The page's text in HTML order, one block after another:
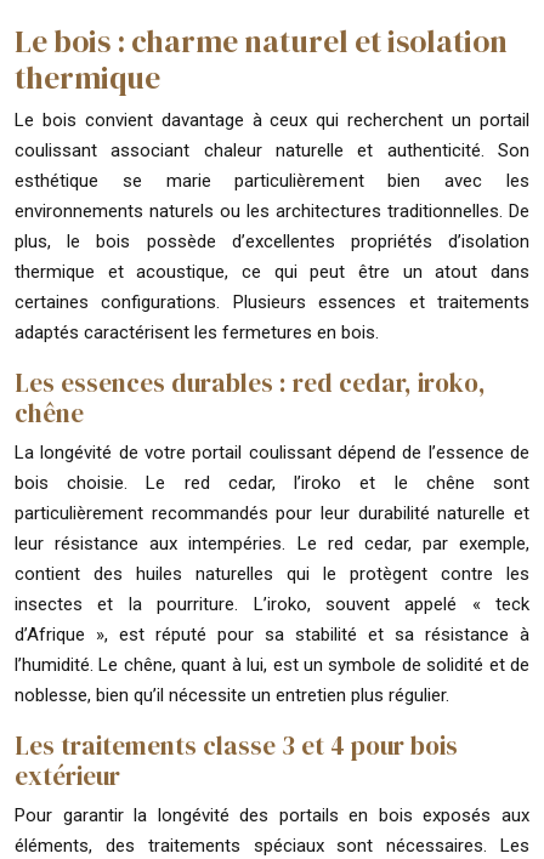
Le bois : charme naturel et isolation
thermique
Le bois convient davantage à ceux qui recherchent un portail
coulissant associant chaleur naturelle et authenticité. Son
esthétique se marie particulièrement bien avec les
environnements naturels ou les architectures traditionnelles. De
plus, le bois possède d’excellentes propriétés d’isolation
thermique et acoustique, ce qui peut être un atout dans
certaines configurations. Plusieurs essences et traitements
adaptés caractérisent les fermetures en bois.
Les essences durables : red cedar, iroko,
chêne
La longévité de votre portail coulissant dépend de l’essence de
bois choisie. Le red cedar, l’iroko et le chêne sont
particulièrement recommandés pour leur durabilité naturelle et
leur résistance aux intempéries. Le red cedar, par exemple,
contient des huiles naturelles qui le protègent contre les
insectes et la pourriture. L’iroko, souvent appelé « teck
d’Afrique », est réputé pour sa stabilité et sa résistance à
l’humidité. Le chêne, quant à lui, est un symbole de solidité et de
noblesse, bien qu’il nécessite un entretien plus régulier.
Les traitements classe 3 et 4 pour bois
extérieur
Pour garantir la longévité des portails en bois exposés aux
éléments, des traitements spéciaux sont nécessaires. Les